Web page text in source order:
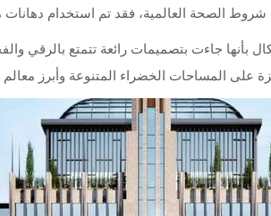
شروط الصحة العالمية، فقد تم استخدام
بأنها جاءت بتصميمات رائعة تتمتع بالرقي
على المساحات الخضراء المتنوعة وأبرز معالم